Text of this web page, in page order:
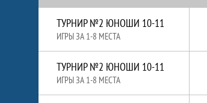
ТУРНИР №2 ЮНОШИ 10-11
ИГРЫ ЗА 1-8 МЕСТА
ТУРНИР №2 ЮНОШИ 10-11
ИГРЫ ЗА 1-8 МЕСТА